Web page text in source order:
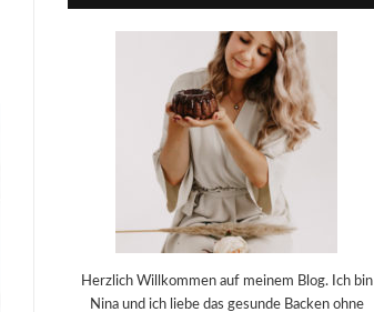
Herzlich Willkommen auf meinem Blog. Ich bin
Nina und ich liebe das gesunde Backen ohne